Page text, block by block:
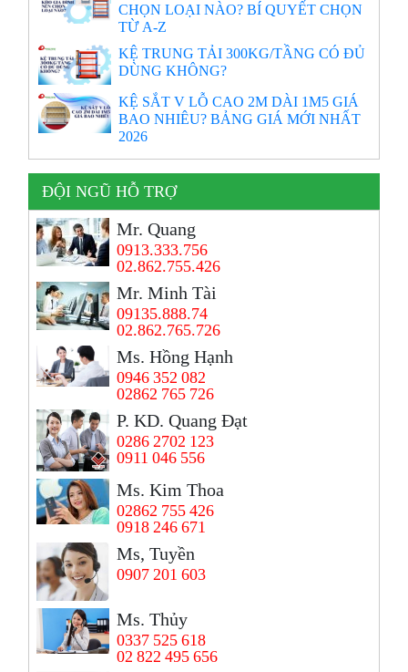
CHỌN LOẠI NÀO? BÍ QUYẾT CHỌN
TỪ A-Z
KỆ TRUNG TẢI 300KG/TẦNG CÓ ĐỦ
DÙNG KHÔNG?
KỆ SẮT V LỖ CAO 2M DÀI 1M5 GIÁ
BAO NHIÊU? BẢNG GIÁ MỚI NHẤT
2026
ĐỘI NGŨ HỖ TRỢ
Mr. Quang
0913.333.756
02.862.755.426
Mr. Minh Tài
09135.888.74
02.862.765.726
Ms. Hồng Hạnh
0946 352 082
02862 765 726
P. KD. Quang Đạt
0286 2702 123
0911 046 556
Ms. Kim Thoa
02862 755 426
0918 246 671
Ms, Tuyền
0907 201 603
Ms. Thủy
0337 525 618
02 822 495 656